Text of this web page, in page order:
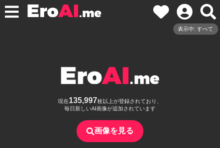
表示中: すべて
現在135,997枚以上が登録されており、
毎日新しいAI画像が追加されています
画像を見る